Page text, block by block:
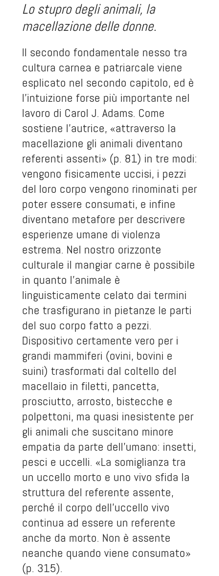
Lo stupro degli animali, la
macellazione delle donne.
Il secondo fondamentale nesso tra
cultura carnea e patriarcale viene
esplicato nel secondo capitolo, ed è
l’intuizione forse più importante nel
lavoro di Carol J. Adams. Come
sostiene l’autrice, «attraverso la
macellazione gli animali diventano
referenti assenti» (p. 81) in tre modi:
vengono fisicamente uccisi, i pezzi
del loro corpo vengono rinominati per
poter essere consumati, e infine
diventano metafore per descrivere
esperienze umane di violenza
estrema. Nel nostro orizzonte
culturale il mangiar carne è possibile
in quanto l’animale è
linguisticamente celato dai termini
che trasfigurano in pietanze le parti
del suo corpo fatto a pezzi.
Dispositivo certamente vero per i
grandi mammiferi (ovini, bovini e
suini) trasformati dal coltello del
macellaio in filetti, pancetta,
prosciutto, arrosto, bistecche e
polpettoni, ma quasi inesistente per
gli animali che suscitano minore
empatia da parte dell’umano: insetti,
pesci e uccelli. «La somiglianza tra
un uccello morto e uno vivo sfida la
struttura del referente assente,
perché il corpo dell’uccello vivo
continua ad essere un referente
anche da morto. Non è assente
neanche quando viene consumato»
(p. 315).